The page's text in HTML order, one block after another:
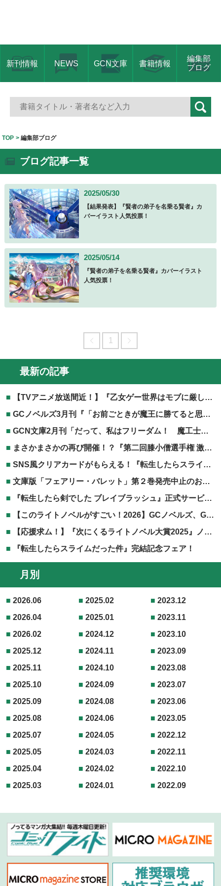
新刊情報 NEWS GCN文庫 書籍情報
編集部
ブログ
TOP 編集部ブログ
ブログ記事一覧
2025/05/30
【結果発表】『賢者の弟子を名乗る賢者』カ
バーイラスト人気投票！
2025/05/14
『賢者の弟子を名乗る賢者』カバーイラスト
人気投票！
1
最新の記事
【TVアニメ放送間近！】『乙女ゲー世界はモブに厳しい世界です』TVアニメ第2期放送記念フェア開催！
GCノベルズ3月刊『「お前ごときが魔王に勝てると思うな」と勇者パーティを追放されたので、王都で気ままに暮らしたい 8』電子書籍共通特典につきまして
GCN文庫2月刊「だって、私はフリーダム！ 魔工士フェイ、古代文明に挑みます 2」協力店特典につきまして
まさかまさかの再び開催！？『第二回膝小僧選手権 激突！TOブックス編』開催決定！
SNS風クリアカードがもらえる！『転生したらスライムだった件』劇場版第二弾公開記念フェア！
文庫版「フェアリー・バレット」第２巻発売中止のお知らせ
『転生したら剣でした ブレイブラッシュ』正式サービス開始！
【このライトノベルがすごい！2026】GCノベルズ、GCN文庫作品が掲載されました！
【応援求ム！】『次にくるライトノベル大賞2025』ノミネート作品発表！！
『転生したらスライムだった件』完結記念フェア！
月別
2026.06
2026.04
2026.02
2025.12
2025.11
2025.10
2025.09
2025.08
2025.07
2025.05
2025.04
2025.03
2025.02
2025.01
2024.12
2024.11
2024.10
2024.09
2024.08
2024.06
2024.05
2024.03
2024.02
2024.01
2023.12
2023.11
2023.10
2023.09
2023.08
2023.07
2023.06
2023.05
2022.12
2022.11
2022.10
2022.09